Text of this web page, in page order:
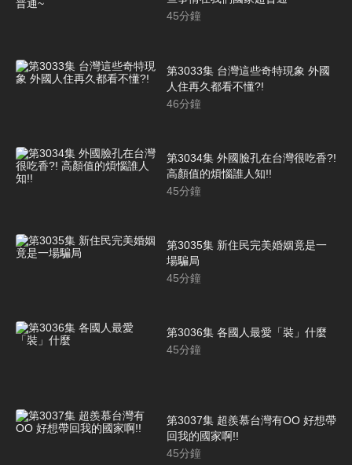
45分鐘
第3033集 台灣這些奇特現象 外國
人住再久都看不懂?!
46分鐘
第3034集 外國臉孔在台灣很吃香?!
高顏值的煩惱誰人知!!
45分鐘
第3035集 新住民完美婚姻竟是一
場騙局
45分鐘
第3036集 各國人最愛「裝」什麼
45分鐘
第3037集 超羨慕台灣有OO 好想帶
回我的國家啊!!
45分鐘